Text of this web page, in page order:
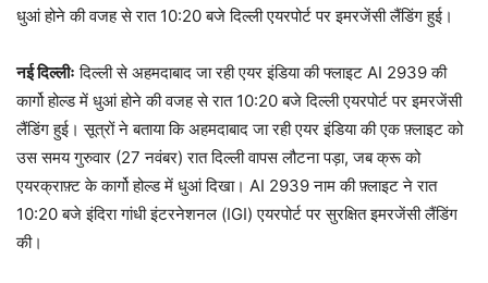
धुआं होने की वजह से रात 10:20 बजे दिल्ली एयरपोर्ट पर इमरजेंसी लैंडिंग हुई।
नई दिल्लीः दिल्ली से अहमदाबाद जा रही एयर इंडिया की फ्लाइट AI 2939 की
कार्गो होल्ड में धुआं होने की वजह से रात 10:20 बजे दिल्ली एयरपोर्ट पर इमरजेंसी
लैंडिंग हुई। सूत्रों ने बताया कि अहमदाबाद जा रही एयर इंडिया की एक फ़्लाइट को
उस समय गुरुवार (27 नवंबर) रात दिल्ली वापस लौटना पड़ा, जब क्रू को
एयरक्राफ़्ट के कार्गो होल्ड में धुआं दिखा। AI 2939 नाम की फ़्लाइट ने रात
10:20 बजे इंदिरा गांधी इंटरनेशनल (IGI) एयरपोर्ट पर सुरक्षित इमरजेंसी लैंडिंग
की।